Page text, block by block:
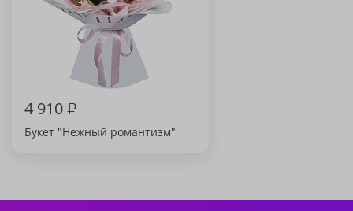
4 910₽
Букет "Нежный романтизм"